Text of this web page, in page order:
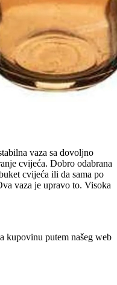
vaza sa dovoljno
cvijeća. Dobro odabrana
cvijeća ili da sama po
vaza je upravo to. Visoka
kupovinu putem našeg web